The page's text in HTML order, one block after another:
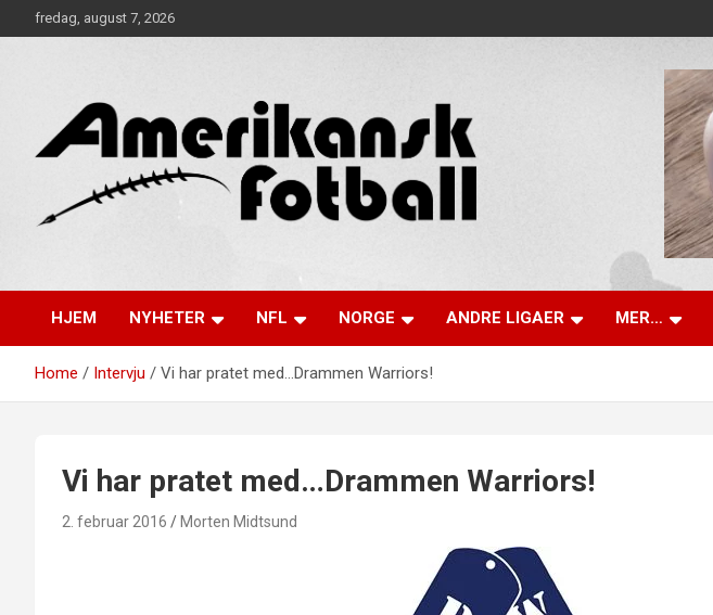
to
fredag, august 7, 2026
HJEM NYHETER NFL NORGE ANDRE LIGAER MER…
Home Intervju Vi har pratet med…Drammen Warriors!
Vi har pratet med…Drammen Warriors!
2. februar 2016 Morten Midtsund